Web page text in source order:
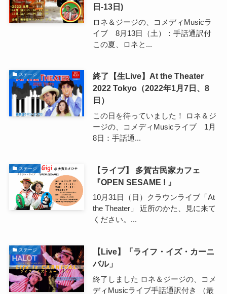
日-13日)
ロネ＆ジージの、コメディMusicラ
イブ 8月13日（土）：手話通訳付
この夏、ロネと...
ステージ
終了【生Live】At the Theater
2022 Tokyo（2022年1月7日、8
日）
この日を待っていました！ ロネ＆ジ
ージの、コメディMusicライブ 1月
8日：手話通...
ステージ
【ライブ】 多賀古民家カフェ
『OPEN SESAME ! 』
10月31日（日）クラウンライブ「At
the Theater」 近所のかた、見に来て
ください。...
ステージ
【Live】「ライフ・イズ・カーニ
バル」
終了しました ロネ＆ジージの、コメ
ディMusicライブ手話通訳付き （最